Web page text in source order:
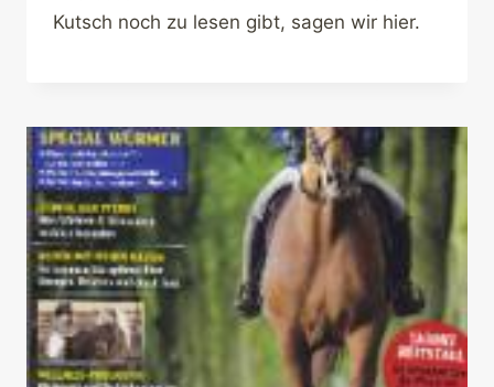
Kutsch noch zu lesen gibt, sagen wir hier.